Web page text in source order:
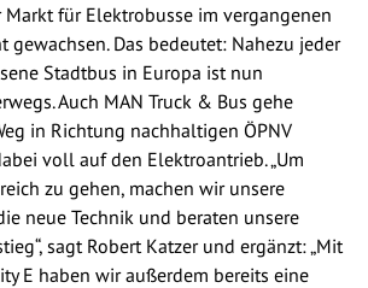
für Elektrobusse im vergangenen
gewachsen. Das bedeutet: Nahezu jeder
Stadtbus in Europa ist nun
Auch MAN Truck & Bus gehe
in Richtung nachhaltigen ÖPNV
voll auf den Elektroantrieb. „Um
zu gehen, machen wir unsere
neue Technik und beraten unsere
sagt Robert Katzer und ergänzt: „Mit
E haben wir außerdem bereits eine